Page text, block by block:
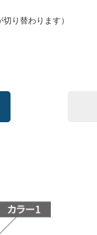
り替わります）